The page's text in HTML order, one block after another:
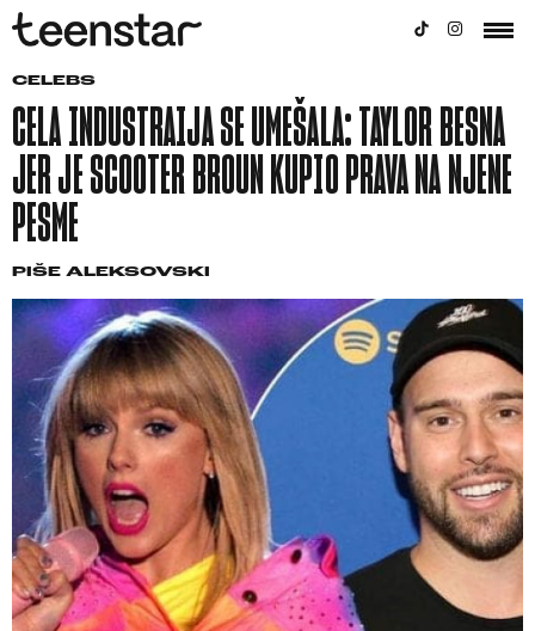
CELEBS
CELA INDUSTRAIJA SE UMEŠALA: TAYLOR BESNA
JER JE SCOOTER BROUN KUPIO PRAVA NA NJENE
PESME
PIŠE ALEKSOVSKI